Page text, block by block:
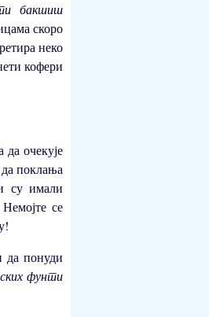
бакшиш
скоро
неко
кофери
да очекује
поклања
су имали
се
да понуди
фунти